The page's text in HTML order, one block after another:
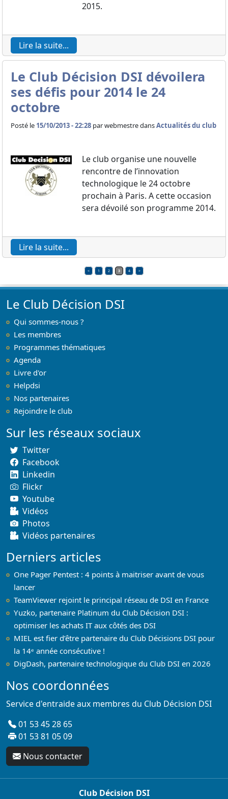
2015.
Lire la suite...
Le Club Décision DSI dévoilera
ses défis pour 2014 le 24
octobre
Posté le 15/10/2013 - 22:28 parwebmestre dansActualités du club
Le club organise une nouvelle
rencontre de l’innovation
technologique le 24 octobre
prochain à Paris. A cette occasion
sera dévoilé son programme 2014.
Lire la suite...
< 1 2 3 4 >
Le Club Décision DSI
Qui sommes-nous ?
Les membres
Programmes thématiques
Agenda
Livre d'or
Helpdsi
Nos partenaires
Rejoindre le club
Sur les réseaux sociaux
Twitter
Facebook
Linkedin
Flickr
Youtube
Vidéos
Photos
Vidéos partenaires
Derniers articles
One Pager Pentest : 4 points à maitriser avant de vous
lancer
TeamViewer rejoint le principal réseau de DSI en France
Yuzko, partenaire Platinum du Club Décision DSI :
optimiser les achats IT aux côtés des DSI
MIEL est fier d’être partenaire du Club Décisions DSI pour
la 14ᵉ année consécutive !
DigDash, partenaire technologique du Club DSI en 2026
Nos coordonnées
Service d'entraide aux membres du Club Décision DSI
01 53 45 28 65
01 53 81 05 09
Nous contacter
Club Décision DSI